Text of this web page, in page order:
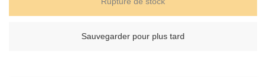
Sauvegarder pour plus tard